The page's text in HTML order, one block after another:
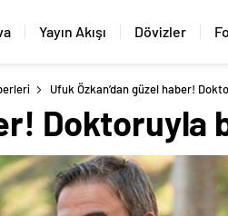
Yayın Akışı Dövizler
Ufuk Özkan’dan güzel haber!
Doktoruyla